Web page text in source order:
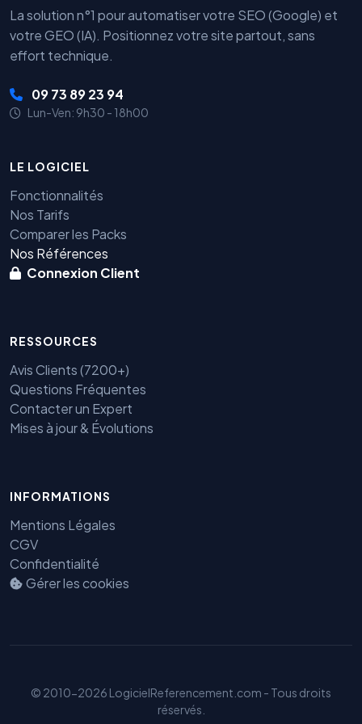
La solution n°1 pour automatiser votre SEO (Google) et
votre GEO (IA). Positionnez votre site partout, sans
effort technique.
09 73 89 23 94
Lun-Ven: 9h30 - 18h00
LE LOGICIEL
Fonctionnalités
Nos Tarifs
Comparer les Packs
Nos Références
Connexion Client
RESSOURCES
Avis Clients (7200+)
Questions Fréquentes
Contacter un Expert
Mises à jour & Évolutions
INFORMATIONS
Mentions Légales
CGV
Confidentialité
Gérer les cookies
© 2010-2026 LogicielReferencement.com - Tous droits
réservés.